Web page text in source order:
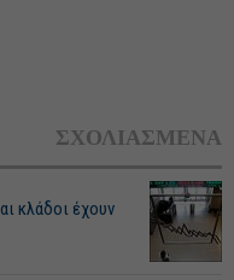
ΣΧΟΛΙΑΣΜΕΝΑ
κλάδοι έχουν